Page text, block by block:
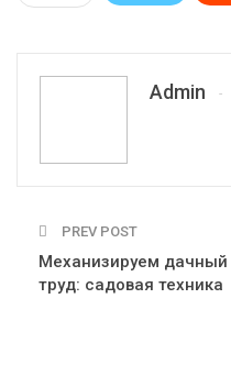
Admin
PREV POST
Механизируем дачный
труд: садовая техника